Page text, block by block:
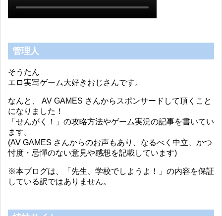
管理人
そうたん
エロ実写ゲーム大好きおじさんです。
なんと、 AV GAMES さんからスポンサードして頂くこと
になりました！
「せんがく！」の攻略方法やゲーム実況の記事を書いてい
ます。
(AV GAMES さんからのお声もあり、なるべく中立、かつ
忖度・忌憚のない意見や感想を記載しています)
※本ブログは、「先生、学校でしようよ！」の内容を保証
している訳ではありません。